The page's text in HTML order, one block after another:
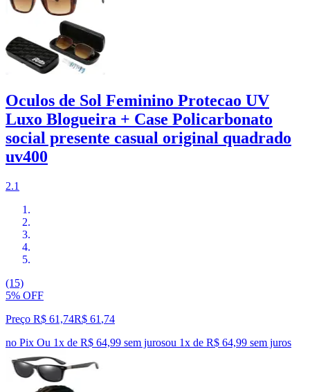
Oculos de Sol Feminino Protecao UV
Luxo Blogueira + Case Policarbonato
social presente casual original quadrado
uv400
2.1
(15)
5% OFF
Preço R$ 61,74R$ 61 ,74
no Pix Ou 1x de R$ 64,99 sem jurosou 1x de R$ 64,99 sem juros